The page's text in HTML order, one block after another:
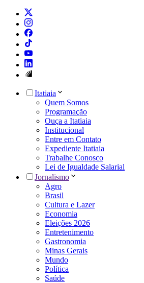
Itatiaia
Quem Somos
Programação
Ouça a Itatiaia
Institucional
Entre em Contato
Expediente Itatiaia
Trabalhe Conosco
Lei de Igualdade Salarial
Jornalismo
Agro
Brasil
Cultura e Lazer
Economia
Eleições 2026
Entretenimento
Gastronomia
Minas Gerais
Mundo
Política
Saúde